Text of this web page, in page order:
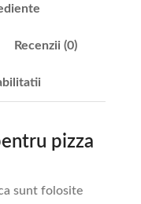
Recenzii (0)
pizza
sunt folosite